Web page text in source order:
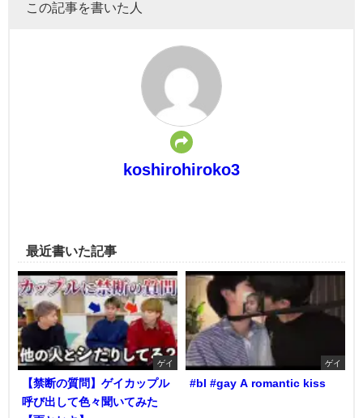
この記事を書いた人
koshirohiroko3
最近書いた記事
ゲイ
【禁断の質問】ゲイカップル
呼び出して色々聞いてみた
ゲイ
#bl #gay A romantic kiss